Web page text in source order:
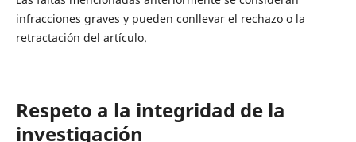
infracciones graves y pueden conllevar el rechazo o la
retractación del artículo.
Respeto a la integridad de la
investigación